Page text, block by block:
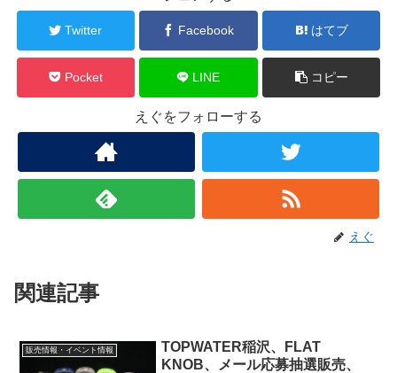
Twitter Facebook はてブ
Pocket LINE コピー
えぐをフォローする
えぐ
関連記事
販売情報・イベント情報
TOPWATER稲沢、FLAT
KNOB、メール応募抽選販売、